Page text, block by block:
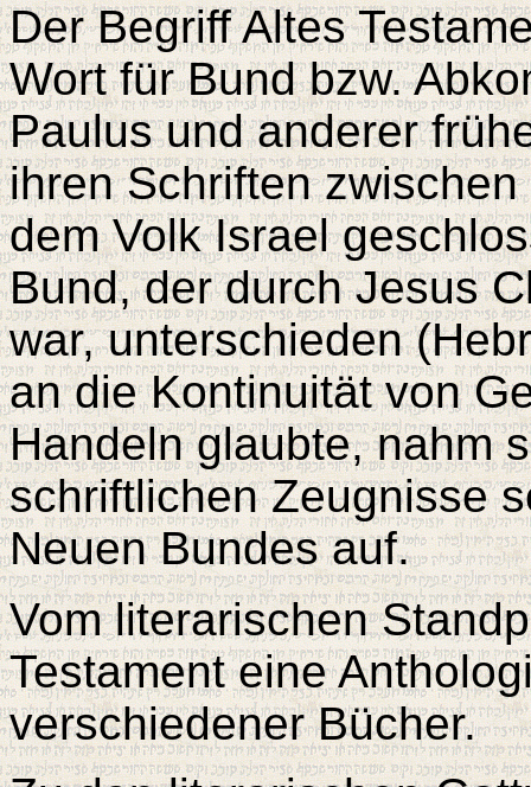
Der Begriff Altes
Wort für Bund bzw.
Paulus und anderer
ihren Schriften
dem Volk Israel
Bund, der durch Jesus
war, unterschieden
an die Kontinuität von
Handeln glaubte, nahm
schriftlichen Zeugnisse
Neuen Bundes auf.
Vom literarischen
Testament eine
verschiedener Bücher.